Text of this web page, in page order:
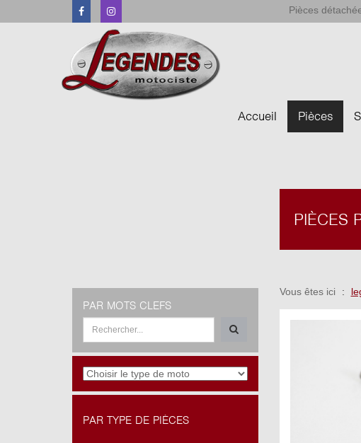
FacebookInstagram Pièces
Accueil Pièces
PIÈCES
Vous êtes ici
PAR MOTS CLEFS
PAR TYPE DE PIÈCES